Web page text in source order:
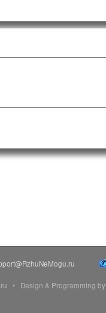
• Design & Programming by